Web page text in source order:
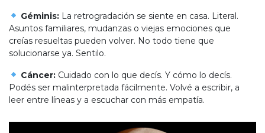
Géminis:La retrogradación se siente en casa. Literal.
Asuntos familiares, mudanzas o viejas emociones que
creías resueltas pueden volver. No todo tiene que
solucionarse ya. Sentilo.
Cáncer:Cuidado con lo que decís. Y cómo lo decís.
Podés ser malinterpretada fácilmente. Volvé a escribir, a
leer entre líneas y a escuchar con más empatía.